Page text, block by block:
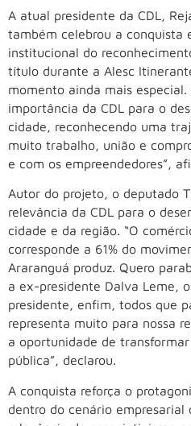
A atual presidente da CDL,
também celebrou a conquista
institucional do
título durante a Alesc
momento ainda mais
importância da CDL para o
cidade, reconhecendo uma
muito trabalho, união e
e com os empreendedores”,
Autor do projeto, o deputado
relevância da CDL para o
cidade e da região. “O
corresponde a 61% do
Araranguá produz. Quero
a ex-presidente Dalva Leme,
presidente, enfim, todos que
representa muito para nossa
a oportunidade de
pública”, declarou.
A conquista reforça o
dentro do cenário empresarial